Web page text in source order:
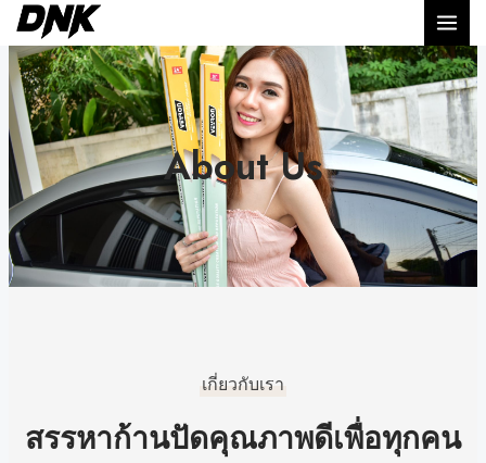
Skip
to
content
About Us
เกี่ยวกับเรา
สรรหาก้านปัดคุณภาพดีเพื่อทุกคน